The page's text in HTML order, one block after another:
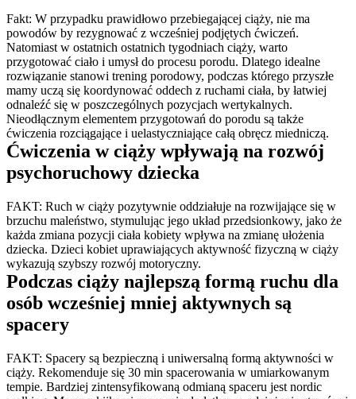
Fakt: W przypadku prawidłowo przebiegającej ciąży, nie ma
powodów by rezygnować z wcześniej podjętych ćwiczeń.
Natomiast w ostatnich ostatnich tygodniach ciąży, warto
przygotować ciało i umysł do procesu porodu. Dlatego idealne
rozwiązanie stanowi trening porodowy, podczas którego przyszłe
mamy uczą się koordynować oddech z ruchami ciała, by łatwiej
odnaleźć się w poszczególnych pozycjach wertykalnych.
Nieodłącznym elementem przygotowań do porodu są także
ćwiczenia rozciągające i uelastyczniające całą obręcz miedniczą.
Ćwiczenia w ciąży wpływają na rozwój
psychoruchowy dziecka
FAKT: Ruch w ciąży pozytywnie oddziałuje na rozwijające się w
brzuchu maleństwo, stymulując jego układ przedsionkowy, jako że
każda zmiana pozycji ciała kobiety wpływa na zmianę ułożenia
dziecka. Dzieci kobiet uprawiających aktywność fizyczną w ciąży
wykazują szybszy rozwój motoryczny.
Podczas ciąży najlepszą formą ruchu dla
osób wcześniej mniej aktywnych są
spacery
FAKT: Spacery są bezpieczną i uniwersalną formą aktywności w
ciąży. Rekomenduje się 30 min spacerowania w umiarkowanym
tempie. Bardziej zintensyfikowaną odmianą spaceru jest nordic